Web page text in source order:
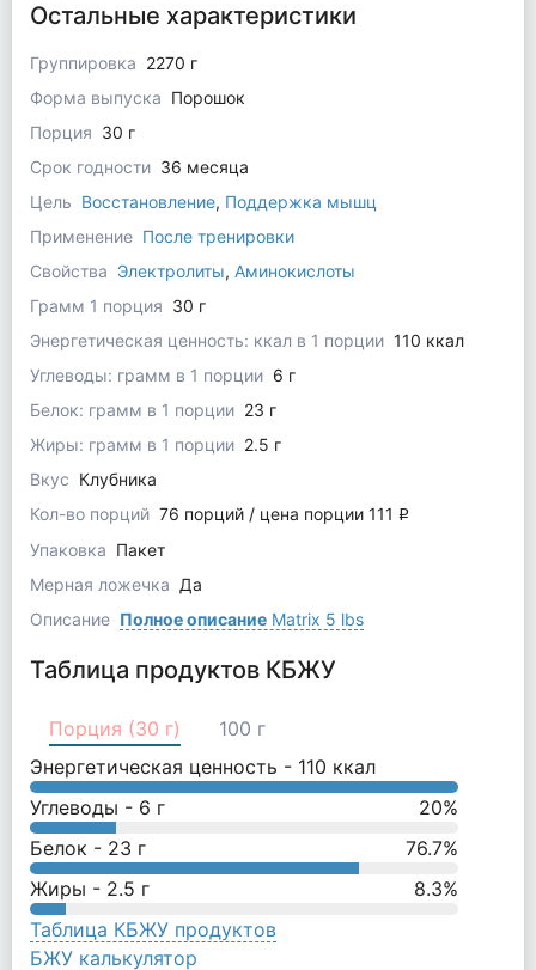
Остальные характеристики
Группировка 2270 г
Форма выпуска Порошок
Порция 30 г
Срок годности 36 месяца
Цель Восстановление, Поддержка мышц
Применение После тренировки
Свойства Электролиты, Аминокислоты
Грамм 1 порция 30 г
Энергетическая ценность: ккал в 1 порции 110 ккал
Углеводы: грамм в 1 порции 6 г
Белок: грамм в 1 порции 23 г
Жиры: грамм в 1 порции 2.5 г
Вкус Клубника
Кол-во порций 76 порций / цена порции 111 q
Упаковка Пакет
Мерная ложечка Да
Описание Полное описаниеMatrix 5 lbs
Таблица продуктов КБЖУ
Порция (30 г)
100 г
Энергетическая ценность - 110 ккал
Углеводы - 6 г 20%
Белок - 23 г 76.7%
Жиры - 2.5 г 8.3%
Таблица КБЖУ продуктов
БЖУ калькулятор